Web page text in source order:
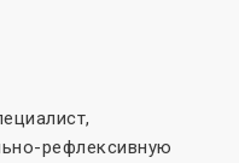
рефлексивную